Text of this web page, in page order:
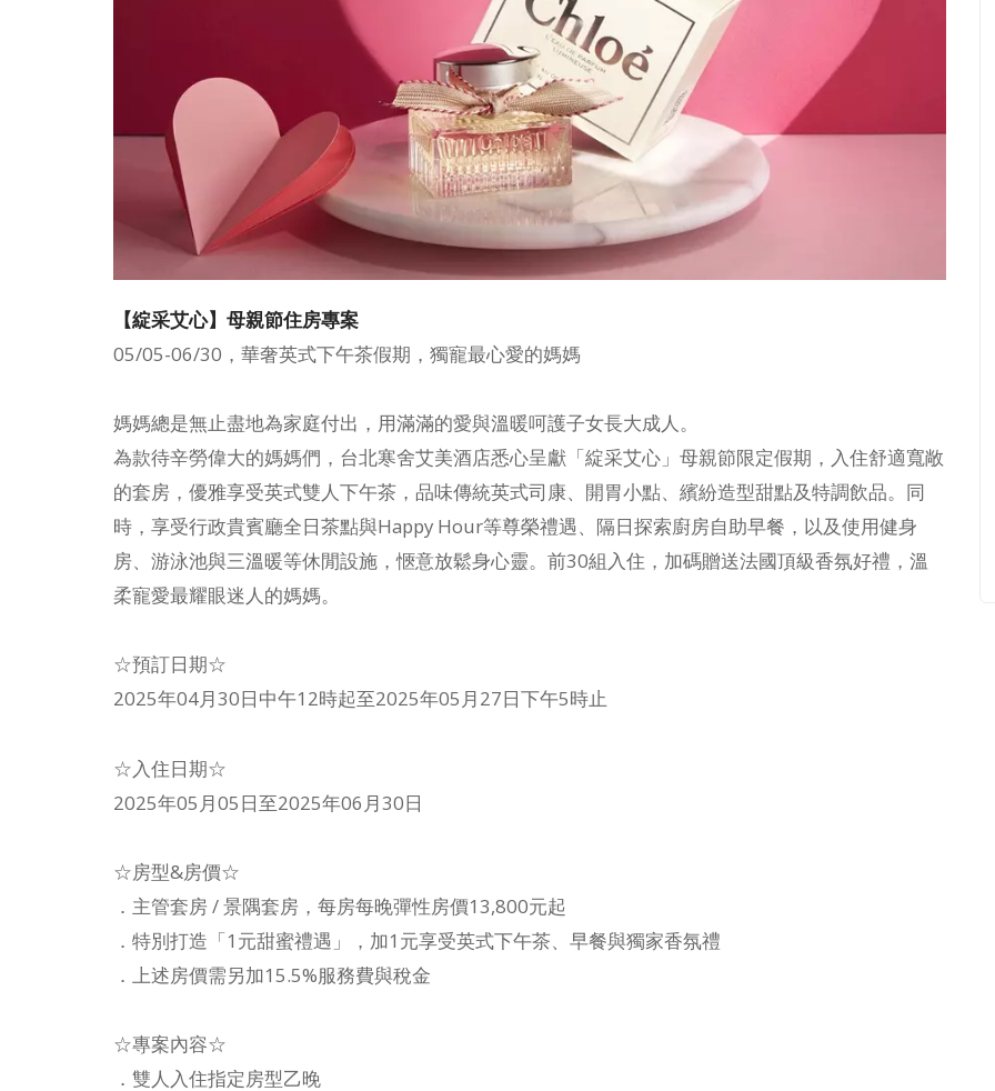
【綻采艾心】母親節住房專案
05/05-06/30，華奢英式下午茶假期，獨寵最心愛的媽媽
媽媽總是無止盡地為家庭付出，用滿滿的愛與溫暖呵護子女長大成人。
為款待辛勞偉大的媽媽們，台北寒舍艾美酒店悉心呈獻「綻采艾心」母親節限定假期，入住舒適寬敞
的套房，優雅享受英式雙人下午茶，品味傳統英式司康、開胃小點、繽紛造型甜點及特調飲品。同
時，享受行政貴賓廳全日茶點與Happy Hour等尊榮禮遇、隔日探索廚房自助早餐，以及使用健身
房、游泳池與三溫暖等休閒設施，愜意放鬆身心靈。前30組入住，加碼贈送法國頂級香氛好禮，溫
柔寵愛最耀眼迷人的媽媽。
☆預訂日期☆
2025年04月30日中午12時起至2025年05月27日下午5時止
☆入住日期☆
2025年05月05日至2025年06月30日
☆房型&房價☆
．主管套房 / 景隅套房，每房每晚彈性房價13,800元起
．特別打造「1元甜蜜禮遇」，加1元享受英式下午茶、早餐與獨家香氛禮
．上述房價需另加15.5%服務費與稅金
☆專案內容☆
．雙人入住指定房型乙晚